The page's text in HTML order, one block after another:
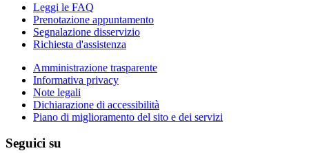
Leggi le FAQ
Prenotazione appuntamento
Segnalazione disservizio
Richiesta d'assistenza
Amministrazione trasparente
Informativa privacy
Note legali
Dichiarazione di accessibilità
Piano di miglioramento del sito e dei servizi
Seguici su